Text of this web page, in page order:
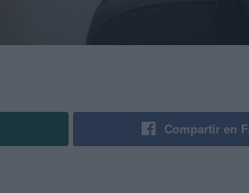
Compartir en